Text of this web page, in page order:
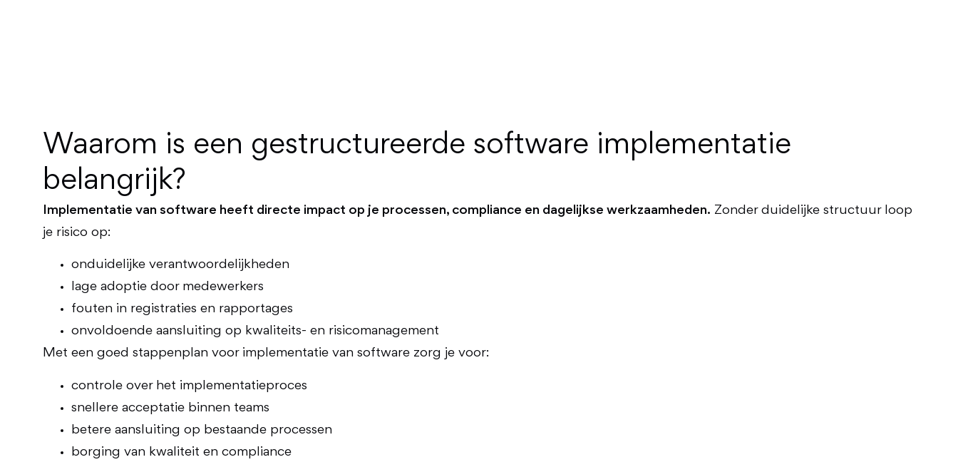
Waarom is een gestructureerde software implementatie
belangrijk?
Implementatie van software heeft directe impact op je processen, compliance en dagelijkse werkzaamheden. Zonder duidelijke structuur loop
je risico op:
onduidelijke verantwoordelijkheden
lage adoptie door medewerkers
fouten in registraties en rapportages
onvoldoende aansluiting op kwaliteits- en risicomanagement
Met een goed stappenplan voor implementatie van software zorg je voor:
controle over het implementatieproces
snellere acceptatie binnen teams
betere aansluiting op bestaande processen
borging van kwaliteit en compliance